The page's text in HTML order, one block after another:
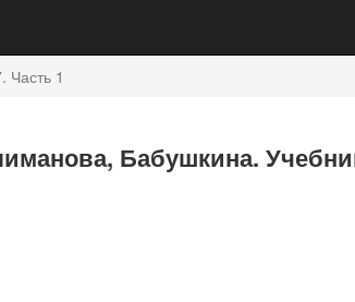
Часть 1
Бабушкина.